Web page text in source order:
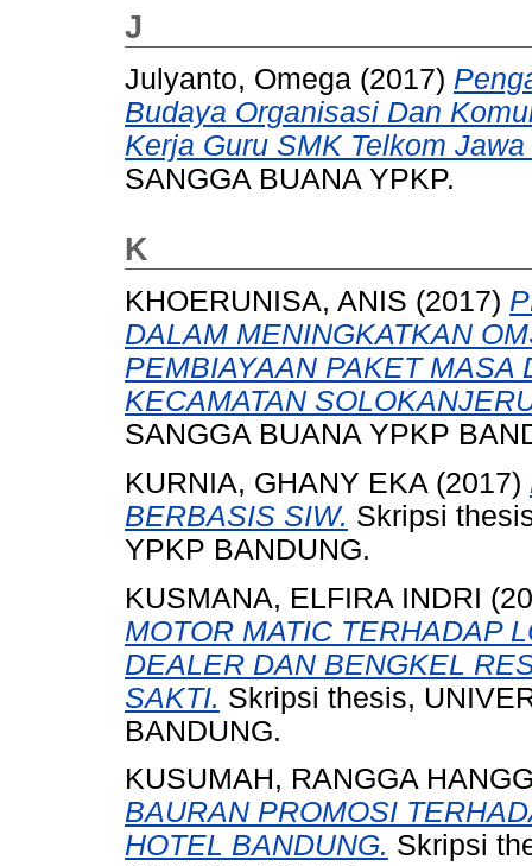
J
Julyanto, Omega (2017)
Budaya Organisasi Dan
Kerja Guru SMK Telkom
SANGGA BUANA YPKP.
K
KHOERUNISA, ANIS (2017)
DALAM MENINGKATKAN
PEMBIAYAAN PAKET MASA
KECAMATAN
SANGGA BUANA YPKP
KURNIA, GHANY EKA (2017)
BERBASIS SIW. Skripsi
YPKP BANDUNG.
KUSMANA, ELFIRA INDRI
MOTOR MATIC TERHADAP
DEALER DAN BENGKEL
SAKTI. Skripsi thesis,
BANDUNG.
KUSUMAH, RANGGA
BAURAN PROMOSI
HOTEL BANDUNG. Skripsi